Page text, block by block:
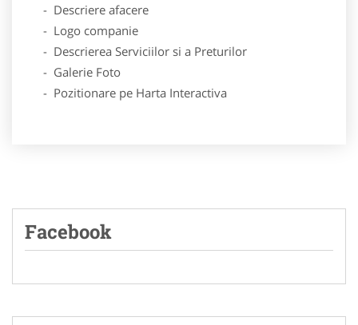
- Descriere afacere
- Logo companie
- Descrierea Serviciilor si a Preturilor
- Galerie Foto
- Pozitionare pe Harta Interactiva
Facebook